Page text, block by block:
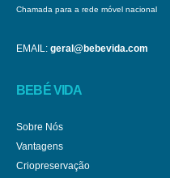
Chamada para a rede móvel nacional
EMAIL: geral@bebevida.com
BEBÉ VIDA
Sobre Nós
Vantagens
Criopreservação